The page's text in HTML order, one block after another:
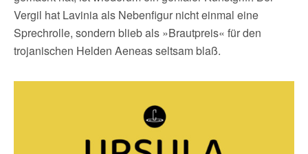
Vergil hat Lavinia als Nebenfigur nicht einmal eine
Sprechrolle, sondern blieb als »Brautpreis« für den
trojanischen Helden Aeneas seltsam blaß.